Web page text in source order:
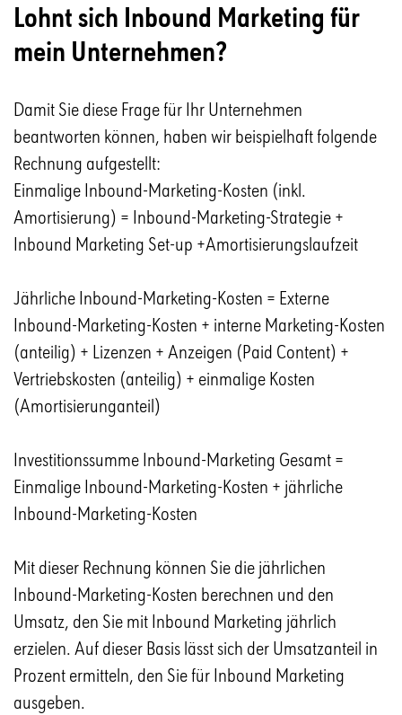
Lohnt sich Inbound Marketing für
mein Unternehmen?
Damit Sie diese Frage für Ihr Unternehmen
beantworten können, haben wir beispielhaft folgende
Rechnung aufgestellt:
Einmalige Inbound-Marketing-Kosten (inkl.
Amortisierung) = Inbound-Marketing-Strategie +
Inbound Marketing Set-up +Amortisierungslaufzeit
Jährliche Inbound-Marketing-Kosten = Externe
Inbound-Marketing-Kosten + interne Marketing-Kosten
(anteilig) + Lizenzen + Anzeigen (Paid Content) +
Vertriebskosten (anteilig) + einmalige Kosten
(Amortisierunganteil)
Investitionssumme Inbound-Marketing Gesamt =
Einmalige Inbound-Marketing-Kosten + jährliche
Inbound-Marketing-Kosten
Mit dieser Rechnung können Sie die jährlichen
Inbound-Marketing-Kosten berechnen und den
Umsatz, den Sie mit Inbound Marketing jährlich
erzielen. Auf dieser Basis lässt sich der Umsatzanteil in
Prozent ermitteln, den Sie für Inbound Marketing
ausgeben.